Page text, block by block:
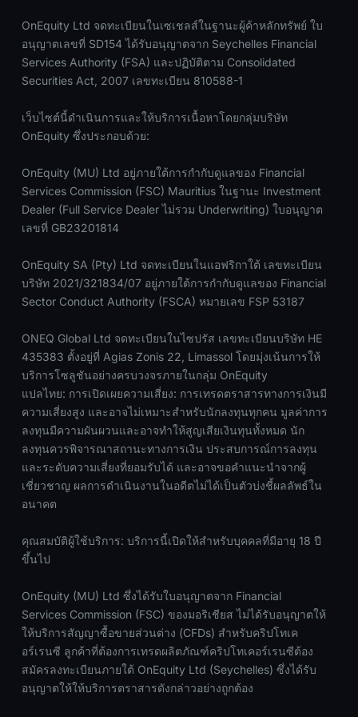
OnEquity Ltd จดทะเบียนในเซเชลส์ในฐานะผู้ค้าหลักทรัพย์ ใบ
อนุญาตเลขที่ SD154 ได้รับอนุญาตจาก Seychelles Financial
Services Authority (FSA) และปฏิบัติตาม Consolidated
Securities Act, 2007 เลขทะเบียน 810588-1
เว็บไซต์นี้ดำเนินการและให้บริการเนื้อหาโดยกลุ่มบริษัท
OnEquity ซึ่งประกอบด้วย:
OnEquity (MU) Ltd อยู่ภายใต้การกำกับดูแลของ Financial
Services Commission (FSC) Mauritius ในฐานะ Investment
Dealer (Full Service Dealer ไม่รวม Underwriting) ใบอนุญาต
เลขที่ GB23201814
OnEquity SA (Pty) Ltd จดทะเบียนในแอฟริกาใต้ เลขทะเบียน
บริษัท 2021/321834/07 อยู่ภายใต้การกำกับดูแลของ Financial
Sector Conduct Authority (FSCA) หมายเลข FSP 53187
ONEQ Global Ltd จดทะเบียนในไซปรัส เลขทะเบียนบริษัท HE
435383 ตั้งอยู่ที่ Agias Zonis 22, Limassol โดยมุ่งเน้นการให้
บริการโซลูชันอย่างครบวงจรภายในกลุ่ม OnEquity
แปลไทย: การเปิดเผยความเสี่ยง: การเทรดตราสารทางการเงินมี
ความเสี่ยงสูง และอาจไม่เหมาะสำหรับนักลงทุนทุกคน มูลค่าการ
ลงทุนมีความผันผวนและอาจทำให้สูญเสียเงินทุนทั้งหมด นัก
ลงทุนควรพิจารณาสถานะทางการเงิน ประสบการณ์การลงทุน
และระดับความเสี่ยงที่ยอมรับได้ และอาจขอคำแนะนำจากผู้
เชี่ยวชาญ ผลการดำเนินงานในอดีตไม่ได้เป็นตัวบ่งชี้ผลลัพธ์ใน
อนาคต
คุณสมบัติผู้ใช้บริการ: บริการนี้เปิดให้สำหรับบุคคลที่มีอายุ 18 ปี
ขึ้นไป
OnEquity (MU) Ltd ซึ่งได้รับใบอนุญาตจาก Financial
Services Commission (FSC) ของมอริเชียส ไม่ได้รับอนุญาตให้
ให้บริการสัญญาซื้อขายส่วนต่าง (CFDs) สำหรับคริปโทเค
อร์เรนซี ลูกค้าที่ต้องการเทรดผลิตภัณฑ์คริปโทเคอร์เรนซีต้อง
สมัครลงทะเบียนภายใต้ OnEquity Ltd (Seychelles) ซึ่งได้รับ
อนุญาตให้ให้บริการตราสารดังกล่าวอย่างถูกต้อง